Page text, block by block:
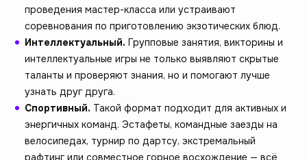
проведения мастер-класса или устраивают
соревнования по приготовлению экзотических блюд.
Интеллектуальный. Групповые занятия, викторины и
интеллектуальные игры не только выявляют скрытые
таланты и проверяют знания, но и помогают лучше
узнать друг друга.
Спортивный. Такой формат подходит для активных и
энергичных команд. Эстафеты, командные заезды на
велосипедах, турнир по дартсу, экстремальный
рафтинг или совместное горное восхождение — всё